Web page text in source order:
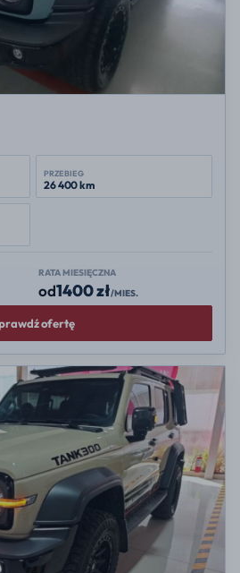
PRZEBIEG
26 400 km
RATA MIESIĘCZNA
od1400 zł/MIES.
ofertę